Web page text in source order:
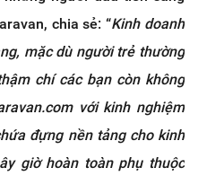
chia sẻ: “Kinh doanh
mặc dù người trẻ thường
chí các bạn còn không
với kinh nghiệm
đựng nền tảng cho kinh
giờ hoàn toàn phụ thuộc